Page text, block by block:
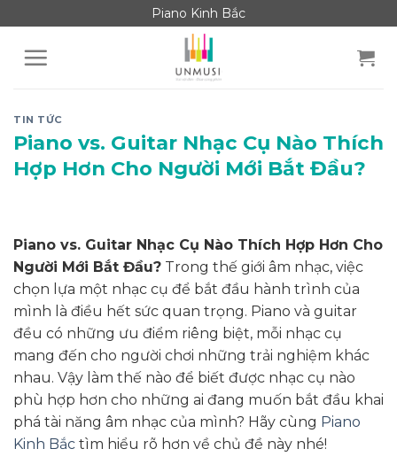
to
content
Piano Kinh Bắc
TIN TỨC
Piano vs. Guitar Nhạc Cụ Nào Thích
Hợp Hơn Cho Người Mới Bắt Đầu?
Piano vs. Guitar Nhạc Cụ Nào Thích Hợp Hơn Cho
Người Mới Bắt Đầu? Trong thế giới âm nhạc, việc
chọn lựa một nhạc cụ để bắt đầu hành trình của
mình là điều hết sức quan trọng. Piano và guitar
đều có những ưu điểm riêng biệt, mỗi nhạc cụ
mang đến cho người chơi những trải nghiệm khác
nhau. Vậy làm thế nào để biết được nhạc cụ nào
phù hợp hơn cho những ai đang muốn bắt đầu khai
phá tài năng âm nhạc của mình? Hãy cùng Piano
Kinh Bắc tìm hiểu rõ hơn về chủ đề này nhé!